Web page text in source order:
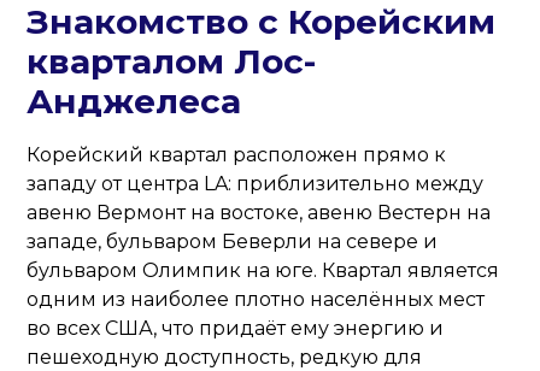
Знакомство с Корейским
кварталом Лос-
Анджелеса
Корейский квартал расположен прямо к
западу от центра LA: приблизительно между
авеню Вермонт на востоке, авеню Вестерн на
западе, бульваром Беверли на севере и
бульваром Олимпик на юге. Квартал является
одним из наиболее плотно населённых мест
во всех США, что придаёт ему энергию и
пешеходную доступность, редкую для